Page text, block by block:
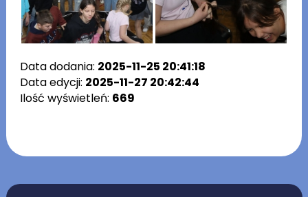
Data dodania: 2025-11-25 20:41:18
Data edycji: 2025-11-27 20:42:44
Ilość wyświetleń: 669